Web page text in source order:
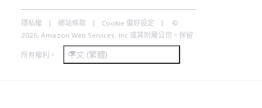
隱私權 網站條款 Cookie 偏好設定
©
2026, Amazon Web Services, Inc.或其附屬公司。保留
所有權利。 中文 (繁體)